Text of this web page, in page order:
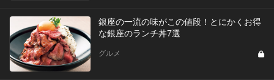
銀座の一流の味がこの値段！とにかくお得
な銀座のランチ丼7選
グルメ